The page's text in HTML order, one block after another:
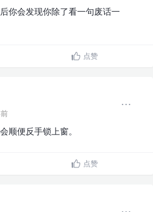
你会发现你除了看一句废话一
点赞
顺便反手锁上窗。
点赞